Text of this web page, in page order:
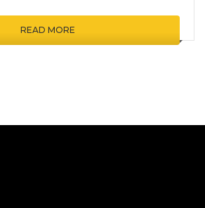
READ MORE